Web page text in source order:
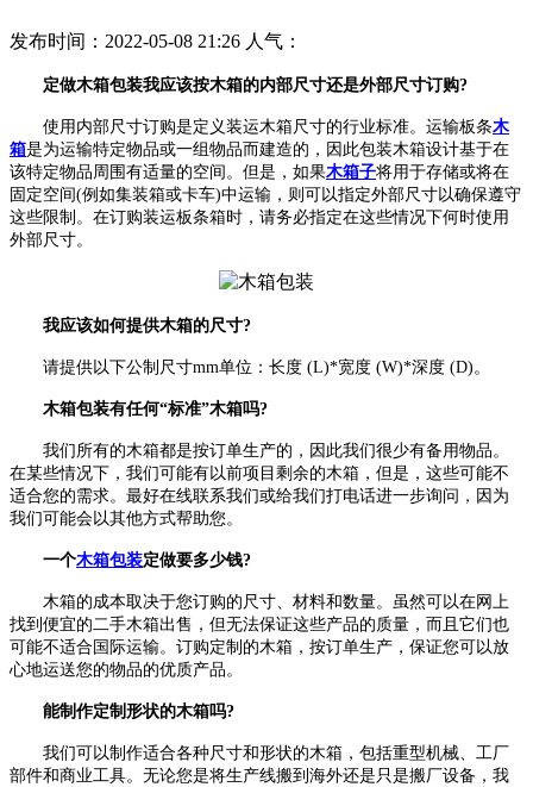
发布时间：2022-05-08 21:26 人气：
定做木箱包装我应该按木箱的内部尺寸还是外部尺寸订购?
使用内部尺寸订购是定义装运木箱尺寸的行业标准。运输板条木
箱是为运输特定物品或一组物品而建造的，因此包装木箱设计基于在
该特定物品周围有适量的空间。但是，如果木箱子将用于存储或将在
固定空间(例如集装箱或卡车)中运输，则可以指定外部尺寸以确保遵守
这些限制。在订购装运板条箱时，请务必指定在这些情况下何时使用
外部尺寸。
我应该如何提供木箱的尺寸?
请提供以下公制尺寸mm单位：长度 (L)*宽度 (W)*深度 (D)。
木箱包装有任何“标准”木箱吗?
我们所有的木箱都是按订单生产的，因此我们很少有备用物品。
在某些情况下，我们可能有以前项目剩余的木箱，但是，这些可能不
适合您的需求。最好在线联系我们或给我们打电话进一步询问，因为
我们可能会以其他方式帮助您。
一个木箱包装定做要多少钱?
木箱的成本取决于您订购的尺寸、材料和数量。虽然可以在网上
找到便宜的二手木箱出售，但无法保证这些产品的质量，而且它们也
可能不适合国际运输。订购定制的木箱，按订单生产，保证您可以放
心地运送您的物品的优质产品。
能制作定制形状的木箱吗?
我们可以制作适合各种尺寸和形状的木箱，包括重型机械、工厂
部件和商业工具。无论您是将生产线搬到海外还是只是搬厂设备，我